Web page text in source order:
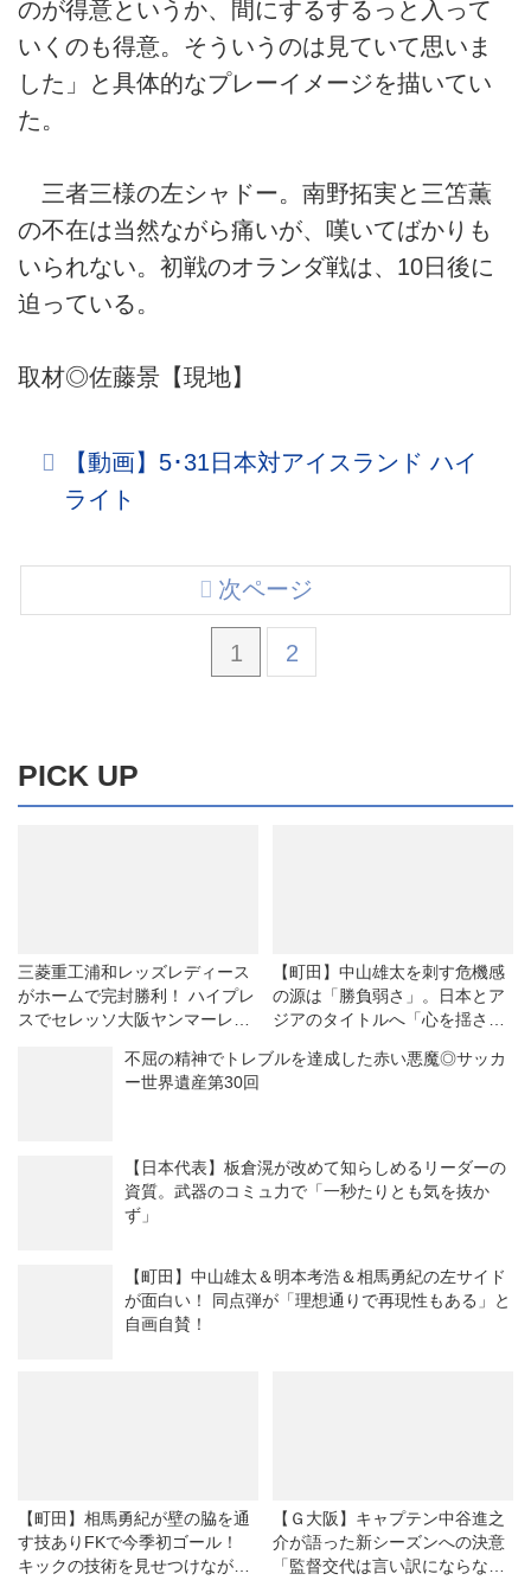
のが得意というか、間にするするっと入って
いくのも得意。そういうのは見ていて思いま
した」と具体的なプレーイメージを描いてい
た。
三者三様の左シャドー。南野拓実と三笘薫
の不在は当然ながら痛いが、嘆いてばかりも
いられない。初戦のオランダ戦は、10日後に
迫っている。
取材◎佐藤景【現地】
【動画】5･31日本対アイスランド ハイ
ライト
1 2
次ページ
PICK UP
三菱重工浦和レッズレディース
がホームで完封勝利！ ハイプレ
スでセレッソ大阪ヤンマーレデ
【町田】中山雄太を刺す危機感
の源は「勝負弱さ」。日本とア
ジアのタイトルへ「心を揺さぶ
ー）
不屈の精神でトレブルを達成した赤い悪魔◎サッカ
ー世界遺産第30回
【日本代表】板倉滉が改めて知らしめるリーダーの
資質。武器のコミュ力で「一秒たりとも気を抜か
ず」
【町田】中山雄太＆明本考浩＆相馬勇紀の左サイド
が面白い！ 同点弾が「理想通りで再現性もある」と
自画自賛！
【町田】相馬勇紀が壁の脇を通
す技ありFKで今季初ゴール！
キックの技術を見せつけながら
【Ｇ大阪】キャプテン中谷進之
介が語った新シーズンへの決意
「監督交代は言い訳にならな